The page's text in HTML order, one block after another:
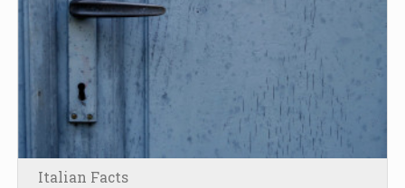
Italian Facts